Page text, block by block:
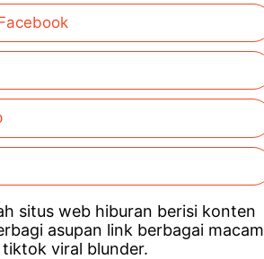
situs web hiburan berisi konten
asupan link berbagai macam
viral blunder.